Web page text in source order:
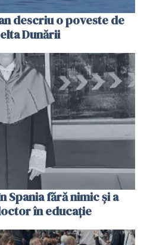
descriu o poveste de
Dunării
Spania fără nimic și a
în educație